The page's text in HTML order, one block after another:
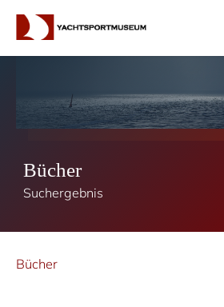
Bücher
Suchergebnis
Bücher